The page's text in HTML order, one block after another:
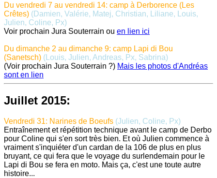
Du vendredi 7 au vendredi 14: camp à Derborence (Les
Crêtes) (Damien, Valérie, Matej, Christian, Liliane, Louis,
Julien, Coline, Px)
Voir prochain Jura Souterrain ou en lien ici
Du dimanche 2 au dimanche 9: camp Lapi di Bou
(Sanetsch) (Louis, Julien, Andreas, Px, Sabrina)
(Voir prochain Jura Souterrain ?) Mais les photos d'Andréas
sont en lien
Juillet 2015:
Vendredi 31: Narines de Boeufs (Julien, Coline, Px)
Entraînement et répétition technique avant le camp de Derbo
pour Coline qui s'en sort très bien. Et où Julien commence à
vraiment s'inquiéter d'un cardan de la 106 de plus en plus
bruyant, ce qui fera que le voyage du surlendemain pour le
Lapi di Bou se fera en moto. Mais ça, c'est une toute autre
histoire...